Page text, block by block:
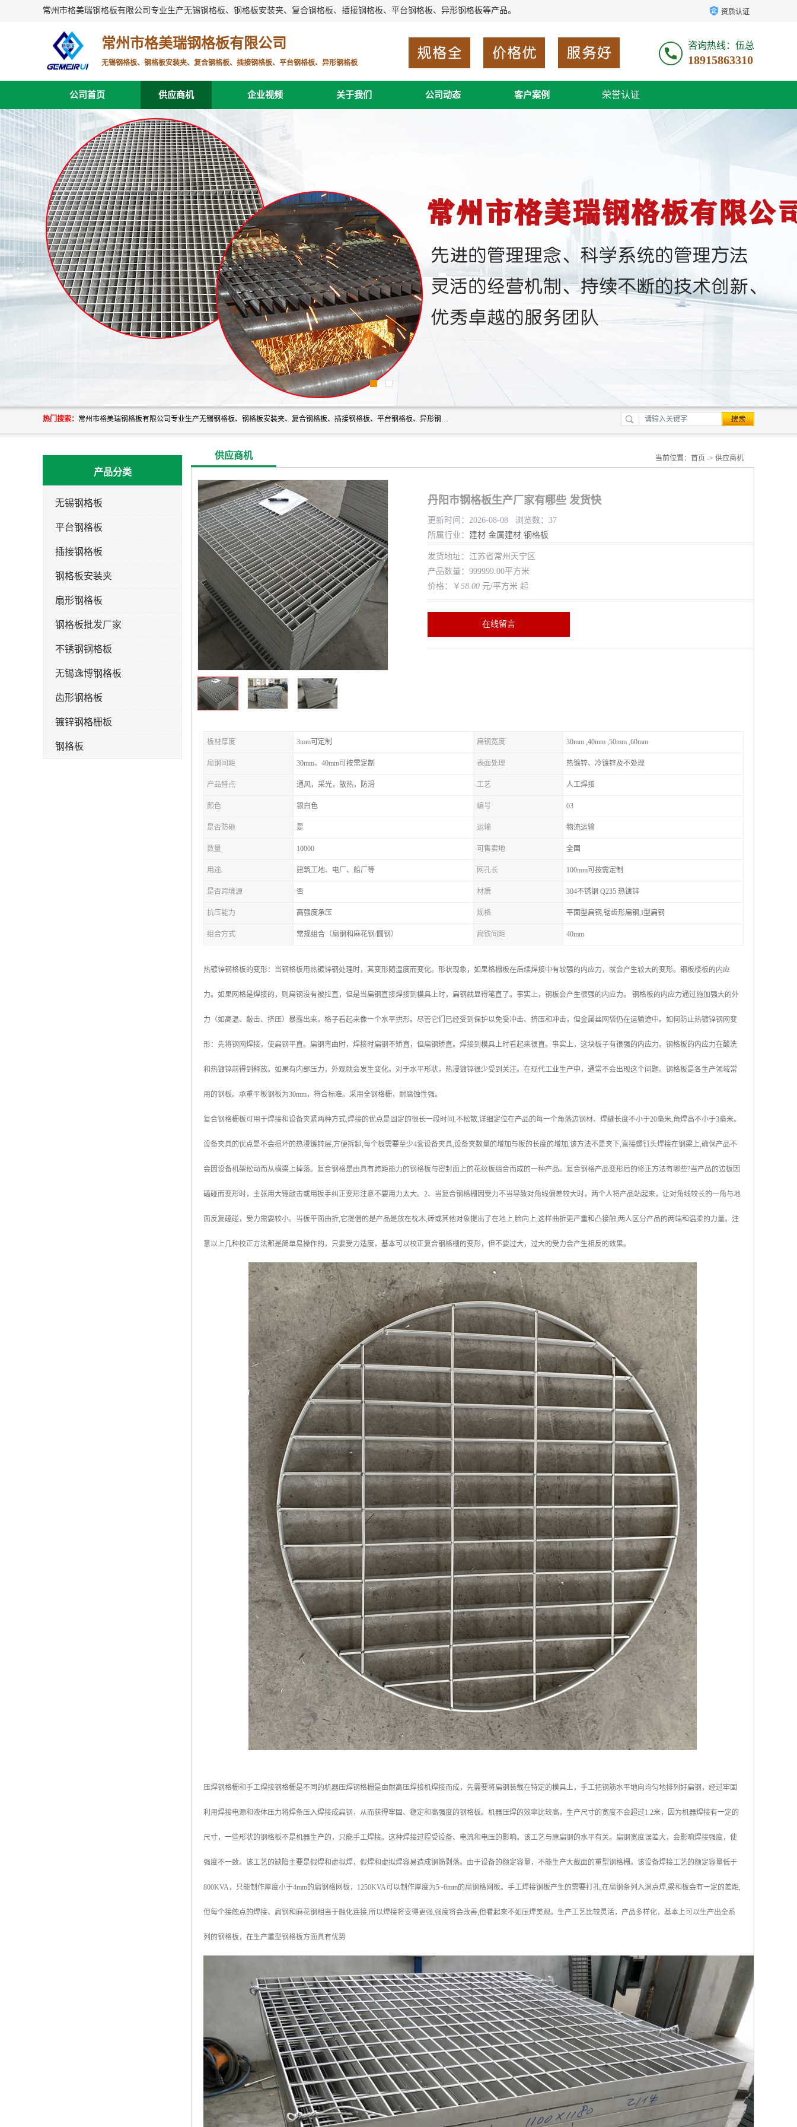
常州市格美瑞钢格板有限公司专业生产无锡钢格板、钢格板安装夹、复合钢格板、插接钢格板、平台钢格板、异形钢格板等产品。 资质认证
常州市格美瑞钢格板有限公司
无锡钢格板、钢格板安装夹、复合钢格板、插接钢格板、平台钢格板、异形钢格板
咨询热线：伍总
18915863310
公司首页 供应商机 企业视频 关于我们 公司动态 客户案例 荣誉认证
热门搜索： 常州市格美瑞钢格板有限公司专业生产无锡钢格板、钢格板安装夹、复合钢格板、插接钢格板、平台钢格板、异形钢格板等产品。
产品分类
无锡钢格板
平台钢格板
插接钢格板
钢格板安装夹
扇形钢格板
钢格板批发厂家
不锈钢钢格板
无锡逸博钢格板
齿形钢格板
镀锌钢格栅板
钢格板
供应商机 当前位置： 首页 -> 供应商机
丹阳市钢格板生产厂家有哪些 发货快
更新时间：2026-08-08 浏览数：37
所属行业： 建材 金属建材 钢格板
发货地址：江苏省常州天宁区
产品数量：999999.00平方米
价格：￥ 58.00 元/平方米 起
在线留言
板材厚度 3mm可定制 扁钢宽度 30mm ,40mm ,50mm ,60mm
扁钢间距 30mm、40mm可按需定制 表面处理 热镀锌、冷镀锌及不处理
产品特点 通风，采光，散热，防滑 工艺 人工焊接
颜色 银白色 编号 03
是否防砸 是 运输 物流运输
数量 10000 可售卖地 全国
用途 建筑工地、电厂、船厂等 网孔长 100mm可按需定制
是否跨境源 否 材质 304不锈钢 Q235 热镀锌
抗压能力 高强度承压 规格 平面型扁钢,锯齿形扁钢,I型扁钢
组合方式 常规组合（扁钢和麻花钢/圆钢） 扁铁间距 40mm
热镀锌钢格板的变形：当钢格板用热镀锌钢处理时，其变形随温度而变化。形状现象，如果格栅板在后续焊接中有较强的内应力，就会产生较大的变形。钢板楼板的内应
力。如果网格是焊接的，则扁钢没有被拉直，但是当扁钢直接焊接到模具上时，扁钢就显得笔直了。事实上，钢板会产生很强的内应力。 钢格板的内应力通过施加强大的外
力（如高温、敲击、挤压）暴露出来，格子看起来像一个水平拱形。尽管它们已经受到保护以免受冲击、挤压和冲击，但金属丝网袋仍在运输途中。如何防止热镀锌钢网变
形：先将钢网焊接，使扁钢平直。扁钢弯曲时，焊接时扁钢不矫直，但扁钢矫直。焊接到模具上时看起来很直。事实上，这块板子有很强的内应力。钢格板的内应力在酸洗
和热镀锌前得到释放。如果有内部压力，外观就会发生变化。对于水平形状，热浸镀锌很少受到关注。在现代工业生产中，通常不会出现这个问题。钢格板是各生产领域常
用的钢板。承重平板钢板为30mm，符合标准。采用全钢格栅，耐腐蚀性强。
复合钢格栅板可用于焊接和设备夹紧两种方式,焊接的优点是固定的很长一段时间,不松散,详细定位在产品的每一个角落边钢材、焊缝长度不小于20毫米,角焊高不小于3毫米。
设备夹具的优点是不会损坏的热浸镀锌层,方便拆卸,每个板需要至少4套设备夹具,设备夹数量的增加与板的长度的增加,该方法不是夹下,直接螺钉头焊接在钢梁上,确保产品不
会因设备机架松动而从横梁上掉落。复合钢格是由具有跨距能力的钢格板与密封面上的花纹板组合而成的一种产品。复合钢格产品变形后的修正方法有哪些?当产品的边板因
磕碰而变形时，主张用大锤敲击或用扳手纠正变形注意不要用力太大。2、当复合钢格栅因受力不当导致对角线偏差较大时，两个人将产品站起来，让对角线较长的一角与地
面反复磕碰，受力需要较小。当板平面曲折,它提倡的是产品是放在枕木,砖或其他对象提出了在地上,脸向上,这样曲折更严重和凸接触,两人区分产品的两端和温柔的力量。注
意以上几种校正方法都是简单易操作的，只要受力适度，基本可以校正复合钢格栅的变形，但不要过大，过大的受力会产生相反的效果。
压焊钢格栅和手工焊接钢格栅是不同的机器压焊钢格栅是由耐高压焊接机焊接而成，先需要将扁钢装载在特定的模具上，手工把钢筋水平地向均匀地排列好扁钢，经过牢固
利用焊接电源和液体压力将焊条压入焊接成扁钢，从而获得牢固、稳定和高强度的钢格板。机器压焊的效率比较高，生产尺寸的宽度不会超过1.2米，因为机器焊接有一定的
尺寸，一些形状的钢格板不是机器生产的，只能手工焊接。这种焊接过程受设备、电流和电压的影响。该工艺与原扁钢的水平有关。扁钢宽度误差大，会影响焊接强度，使
强度不一致。该工艺的缺陷主要是假焊和虚拟焊，假焊和虚拟焊容易造成钢筋剥落。由于设备的额定容量，不能生产大截面的重型钢格栅。该设备焊接工艺的额定容量低于
800KVA，只能制作厚度小于4mm的扁钢格网板，1250KVA可以制作厚度为5~6mm的扁钢格网板。手工焊接钢板产生的需要打孔,在扁钢条列入洞点焊,梁和板会有一定的差距,
但每个接触点的焊接、扁钢和麻花钢相当于融化连接,所以焊接将变得更强,强度将会改善,但看起来不如压焊美观。生产工艺比较灵活，产品多样化，基本上可以生产出全系
列的钢格板，在生产重型钢格板方面具有优势